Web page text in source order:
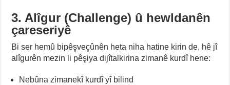
3. Alîgur (Challenge) û hewldanên
çareseriyê
Bi ser hemû bipêşveçûnên heta niha hatine kirin de, hê jî
alîgurên mezin li pêşiya dijîtalkirina zimanê kurdî hene:
Nebûna zimanekî kurdî yî bilind